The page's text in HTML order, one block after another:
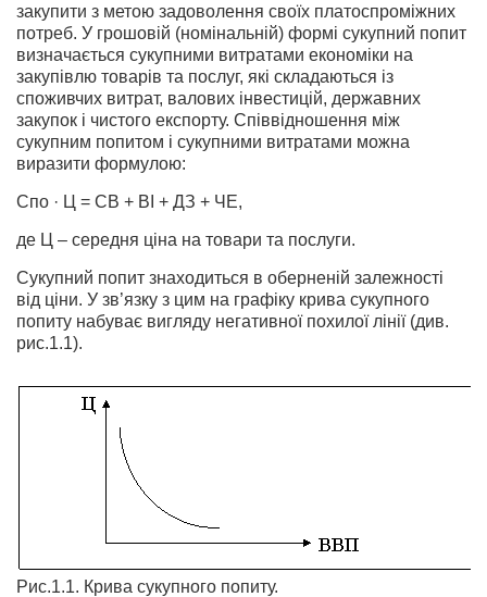
закупити з метою задоволення своїх платоспроміжних
потреб. У грошовій (номінальній) формі сукупний попит
визначається сукупними витратами економіки на
закупівлю товарів та послуг, які складаються із
споживчих витрат, валових інвестицій, державних
закупок і чистого експорту. Співвідношення між
сукупним попитом і сукупними витратами можна
виразити формулою:
Спо · Ц = СВ + ВІ + ДЗ + ЧЕ,
де Ц – середня ціна на товари та послуги.
Сукупний попит знаходиться в оберненій залежності
від ціни. У зв’язку з цим на графіку крива сукупного
попиту набуває вигляду негативної похилої лінії (див.
рис.1.1).
Рис.1.1. Крива сукупного попиту.